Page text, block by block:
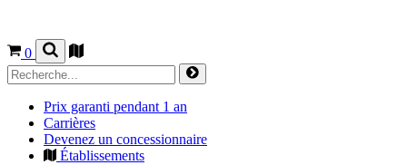
0
Prix garanti pendant 1 an
Carrières
Devenez un concessionnaire
Établissements